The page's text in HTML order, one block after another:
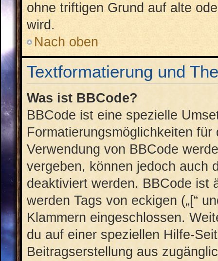
ohne triftigen Grund auf alte
wird.
Nach oben
Textformatierung und
Was ist BBCode?
BBCode ist eine spezielle
Formatierungsmöglichkeiten
Verwendung von BBCode
vergeben, können jedoch auch
deaktiviert werden. BBCode ist
werden Tags von eckigen („[“
Klammern eingeschlossen.
du auf einer speziellen Hilfe-
Beitragserstellung aus